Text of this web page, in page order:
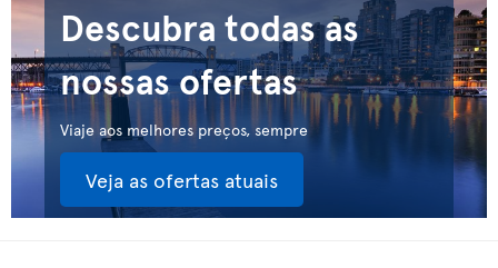
Descubra todas as
nossas ofertas
Viaje aos melhores preços, sempre
Veja as ofertas atuais